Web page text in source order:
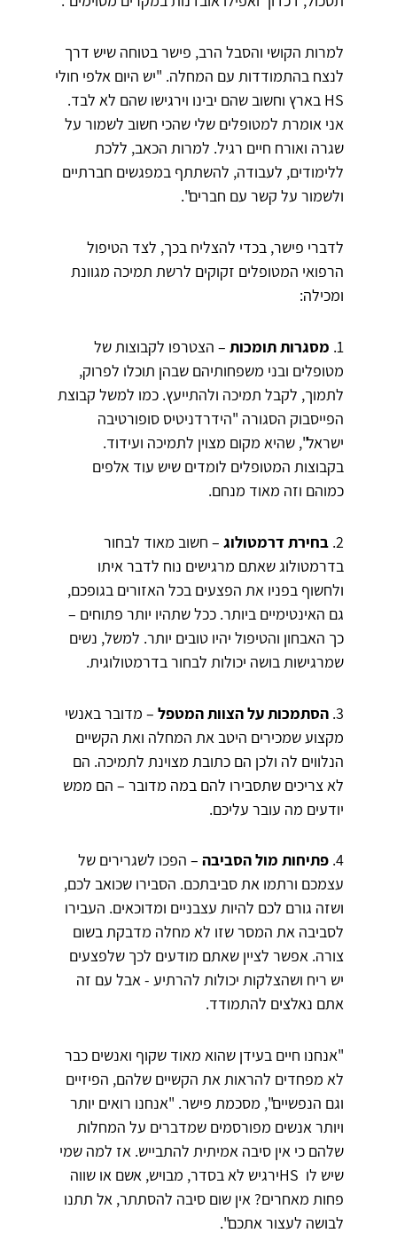
למרות הקושי והסבל הרב, פישר בטוחה שיש דרך
לנצח בהתמודדות עם המחלה. "יש היום אלפי חולי
HS בארץ וחשוב שהם יבינו וירגישו שהם לא לבד.
אני אומרת למטופלים שלי שהכי חשוב לשמור על
שגרה ואורח חיים רגיל. למרות הכאב, ללכת
ללימודים, לעבודה, להשתתף במפגשים חברתיים
ולשמור על קשר עם חברים".
לדברי פישר, בכדי להצליח בכך, לצד הטיפול
הרפואי המטופלים זקוקים לרשת תמיכה מגוונת
ומכילה:
1. מסגרות תומכות – הצטרפו לקבוצות של
מטופלים ובני משפחותיהם שבהן תוכלו לפרוק,
לתמוך, לקבל תמיכה ולהתייעץ. כמו למשל קבוצת
הפייסבוק הסגורה "הידרדניטיס סופורטיבה
ישראל", שהיא מקום מצוין לתמיכה ועידוד.
בקבוצות המטופלים לומדים שיש עוד אלפים
כמוהם וזה מאוד מנחם.
2. בחירת דרמטולוג – חשוב מאוד לבחור
בדרמטולוג שאתם מרגישים נוח לדבר איתו
ולחשוף בפניו את הפצעים בכל האזורים בגופכם,
גם האינטימיים ביותר. ככל שתהיו יותר פתוחים –
כך האבחון והטיפול יהיו טובים יותר. למשל, נשים
שמרגישות בושה יכולות לבחור בדרמטולוגית.
3. הסתמכות על הצוות המטפל – מדובר באנשי
מקצוע שמכירים היטב את המחלה ואת הקשיים
הנלווים לה ולכן הם כתובת מצוינת לתמיכה. הם
לא צריכים שתסבירו להם במה מדובר – הם ממש
יודעים מה עובר עליכם.
4. פתיחות מול הסביבה – הפכו לשגרירים של
עצמכם ורתמו את סביבתכם. הסבירו שכואב לכם,
ושזה גורם לכם להיות עצבניים ומדוכאים. העבירו
לסביבה את המסר שזו לא מחלה מדבקת בשום
צורה. אפשר לציין שאתם מודעים לכך שלפצעים
יש ריח ושהצלקות יכולות להרתיע - אבל עם זה
אתם נאלצים להתמודד.
"אנחנו חיים בעידן שהוא מאוד שקוף ואנשים כבר
לא מפחדים להראות את הקשיים שלהם, הפיזיים
וגם הנפשיים", מסכמת פישר. "אנחנו רואים יותר
ויותר אנשים מפורסמים שמדברים על המחלות
שלהם כי אין סיבה אמיתית להתבייש. אז למה שמי
שיש לו HSירגיש לא בסדר, מבויש, אשם או שווה
פחות מאחרים? אין שום סיבה להסתתר, אל תתנו
לבושה לעצור אתכם".